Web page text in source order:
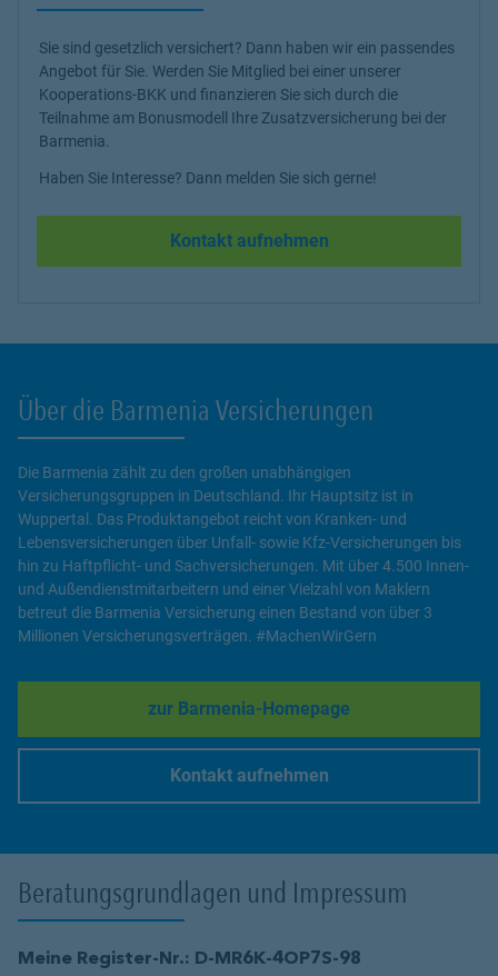
Sie sind gesetzlich versichert? Dann haben wir ein passendes
Angebot für Sie. Werden Sie Mitglied bei einer unserer
Kooperations-BKK und finanzieren Sie sich durch die
Teilnahme am Bonusmodell Ihre Zusatzversicherung bei der
Barmenia.
Haben Sie Interesse? Dann melden Sie sich gerne!
Kontakt aufnehmen
Über die Barmenia Versicherungen
Die Barmenia zählt zu den großen unabhängigen
Versicherungsgruppen in Deutschland. Ihr Hauptsitz ist in
Wuppertal. Das Produktangebot reicht von Kranken- und
Lebensversicherungen über Unfall- sowie Kfz-Versicherungen bis
hin zu Haftpflicht- und Sachversicherungen. Mit über 4.500 Innen-
und Außendienstmitarbeitern und einer Vielzahl von Maklern
betreut die Barmenia Versicherung einen Bestand von über 3
Millionen Versicherungsverträgen. #MachenWirGern
zur Barmenia-Homepage
Link Opens in New Tab
Kontakt aufnehmen
Beratungsgrundlagen und Impressum
Meine Register-Nr.: D-MR6K-4OP7S-98